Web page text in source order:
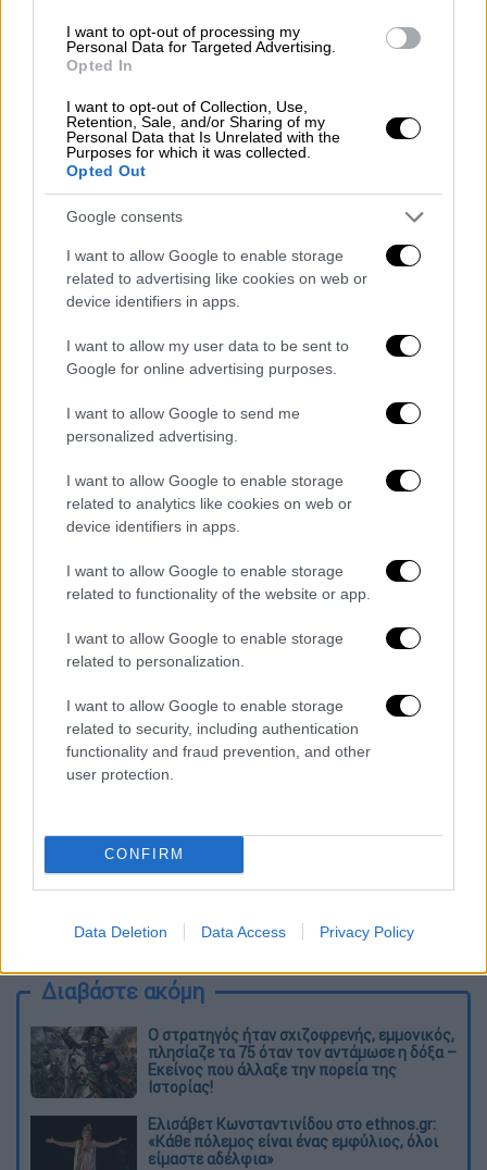
I want to opt-out of processing my
Personal Data for Targeted Advertising.
Opted In
I want to opt-out of Collection, Use,
Retention, Sale, and/or Sharing of my
Personal Data that Is Unrelated with the
Purposes for which it was collected.
Opted Out
Google consents
I want to allow Google to enable storage
related to advertising like cookies on web or
device identifiers in apps.
I want to allow my user data to be sent to
Google for online advertising purposes.
I want to allow Google to send me
personalized advertising.
I want to allow Google to enable storage
related to analytics like cookies on web or
device identifiers in apps.
I want to allow Google to enable storage
related to functionality of the website or app.
I want to allow Google to enable storage
related to personalization.
I want to allow Google to enable storage
related to security, including authentication
functionality and fraud prevention, and other
user protection.
CONFIRM
Data Deletion Data Access Privacy Policy
video
Όλες οι ειδήσεις
του τη Δευτέρα – Εντοπίστηκε δεμένος με
τρία tire up στο λαιμό
Σχολεία: Δεν θα παίρνουν απουσίες οι
μαθητές που εμβολιάζονται
Πρόβλεψη Μαρουσάκη: Έρχεται κύμα
κακοκαιρίας - Ανάμεσα σε δύο ατμοσφαιρικά
βουνά η Ελλάδα
Facebook: Πόσα έχασε ο Mark Zuckerberg
από το μπλακ άουτ
αποτελεσματικότητα έναντι λοίμωξης με
κορονοϊό μετά από 5 μήνες
Ζαούτης - Τι αναφέρει το υπουργείο Υγείας
Διαβάστε ακόμη
O στρατηγός ήταν σχιζοφρενής, εμμονικός,
πλησίαζε τα 75 όταν τον αντάμωσε η δόξα –
Εκείνος που άλλαξε την πορεία της
Ιστορίας!
Ελισάβετ Κωνσταντινίδου στο ethnos.gr:
«Κάθε πόλεμος είναι ένας εμφύλιος, όλοι
είμαστε αδέλφια»